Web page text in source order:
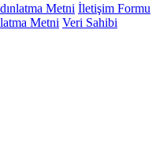
Metni İletişim Formu
Metni Veri Sahibi